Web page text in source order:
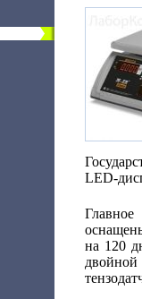
LED-
на 120